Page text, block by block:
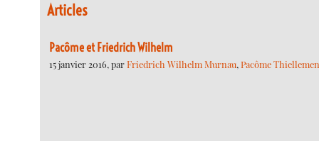
Articles
Pacôme et Friedrich Wilhelm
15 janvier 2016, parFriedrich Wilhelm Murnau,Pacôme